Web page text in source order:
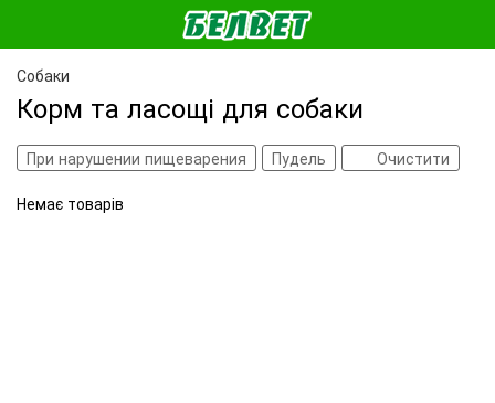
Собаки
Корм та ласощі для собаки
При нарушении пищеварения Пудель Очистити
Немає товарів